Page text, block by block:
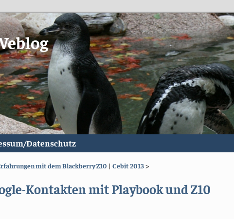
Datenschutz
mit dem Blackberry Z10 | Cebit 2013>
Kontakten mit Playbook und Z10